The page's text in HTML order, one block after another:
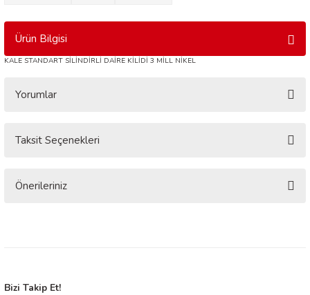
Ürün Bilgisi
KALE STANDART SİLİNDİRLİ DAİRE KİLİDİ 3 MİLL NİKEL
Yorumlar
Bu ürüne ilk yorumu siz yapın!
Taksit Seçenekleri
Önerileriniz
Ürün resmi kalitesiz, bozuk veya görüntülenemiyor.
Bizi Takip Et!